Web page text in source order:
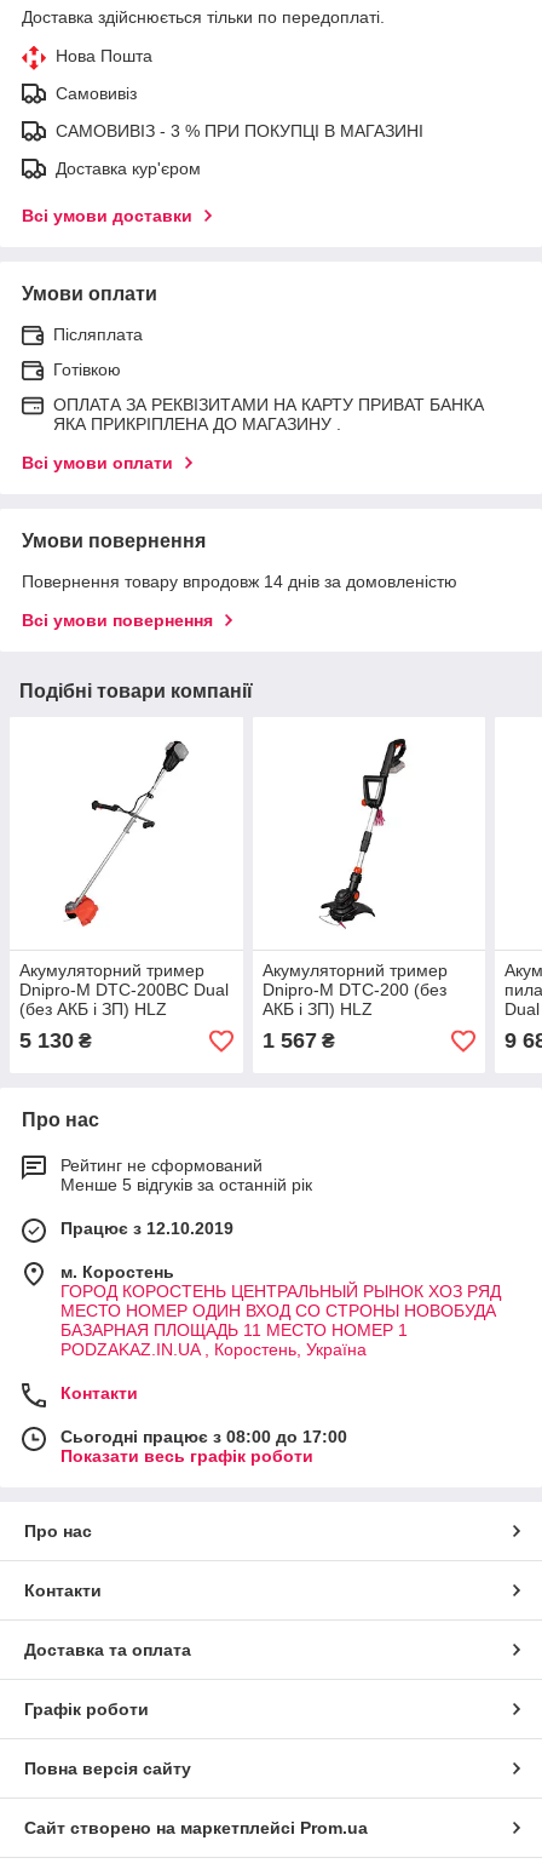
Доставка здійснюється тільки по передоплаті.
Нова Пошта
Самовивіз
САМОВИВІЗ - 3 % ПРИ ПОКУПЦІ В МАГАЗИНІ
Доставка кур'єром
Всі умови доставки
Умови оплати
Післяплата
Готівкою
ОПЛАТА ЗА РЕКВІЗИТАМИ НА КАРТУ ПРИВАТ БАНКА
ЯКА ПРИКРІПЛЕНА ДО МАГАЗИНУ .
Всі умови оплати
Умови повернення
Повернення товару впродовж 14 днів за домовленістю
Всі умови повернення
Подібні товари компанії
Акумуляторний тример
Dnipro-M DTC-200BC Dual
(без АКБ і ЗП) HLZ
5 130 ₴
Акумуляторний тример
Dnipro-M DTC-200 (без
АКБ і ЗП) HLZ
1 567₴ 9
Про нас
Рейтинг не сформований
Менше 5 відгуків за останній рік
Працює з 12.10.2019
м. Коростень
ГОРОД КОРОСТЕНЬ ЦЕНТРАЛЬНЫЙ РЫНОК ХОЗ РЯД
МЕСТО НОМЕР ОДИН ВХОД СО СТРОНЫ НОВОБУДА
БАЗАРНАЯ ПЛОЩАДЬ 11 МЕСТО НОМЕР 1
PODZAKAZ.IN.UA , Коростень, Україна
Контакти
Сьогодні працює з 08:00 до 17:00
Показати весь графік роботи
Про нас
Контакти
Доставка та оплата
Графік роботи
Повна версія сайту
Сайт створено на маркетплейсі Prom.ua